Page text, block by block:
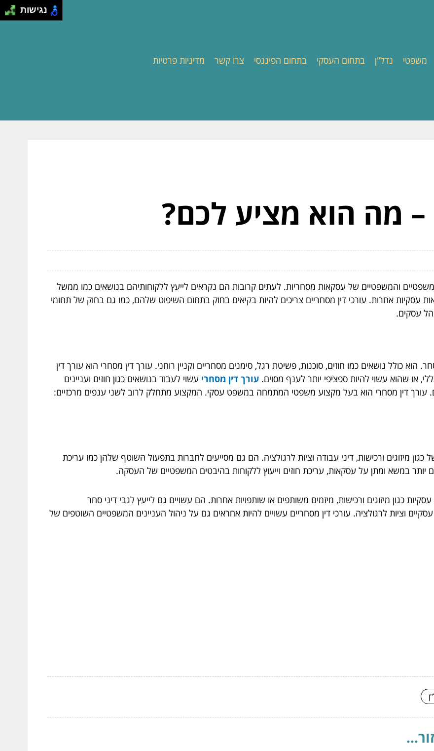
משפטי נדל"ן בתחום העסקי בתחום הפיננסי צרו קשר מדיניות פרטיות
– מה הוא מציע לכם?
והמשפטיים של עסקאות מסחריות. לעתים קרובות הם נקראים לייעץ ללקוחותיהם בנושאים כמו ממשל
עסקיות אחרות. עורכי דין מסחריים צריכים להיות בקיאים בחוק בתחום השיפוט שלהם, כמו גם בחוק של תחומי
עסקים.
כולל נושאים כמו חוזים, סוכנות, פשיטת רגל, סימנים מסחריים וקניין רוחני. עורך דין מסחרי הוא עורך דין
או שהוא עשוי להיות ספציפי יותר לענף מסוים. עורך דין מסחרי עשוי לעבוד בנושאים כגון חוזים ועניינים
עורך דין מסחרי הוא בעל מקצוע משפטי המתמחה במשפט עסקי. המקצוע מתחלק לרוב לשני ענפים מרכזיים:
כגון מיזוגים ורכישות, דיני עבודה וציות לרגולציה. הם גם מסייעים לחברות בתפעול השוטף שלהן כמו עריכת
יותר במשא ומתן על עסקאות, עריכת חוזים וייעוץ ללקוחות בהיבטים המשפטיים של העסקה.
כגון מיזוגים ורכישות, מיזמים משותפים או שותפויות אחרות. הם עשויים גם לייעץ לגבי דיני סחר
עסקיים וציות לרגולציה. עורכי דין מסחריים עשויים להיות אחראים גם על ניהול העניינים המשפטיים השוטפים של
נגישות